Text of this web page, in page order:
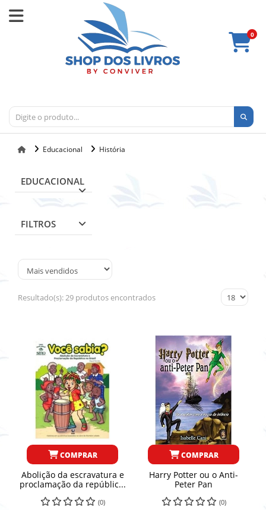
0
Educacional História
EDUCACIONAL
FILTROS
Resultado(s):29 produtos encontrados
COMPRAR
Abolição da escravatura e
proclamação da repúblic...
(0)
COMPRAR
Harry Potter ou o Anti-
Peter Pan
(0)